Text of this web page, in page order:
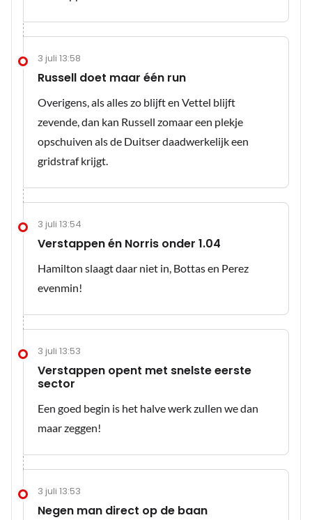
3 juli 13:58
Russell doet maar één run
Overigens, als alles zo blijft en Vettel blijft
zevende, dan kan Russell zomaar een plekje
opschuiven als de Duitser daadwerkelijk een
gridstraf krijgt.
3 juli 13:54
Verstappen én Norris onder 1.04
Hamilton slaagt daar niet in, Bottas en Perez
evenmin!
3 juli 13:53
Verstappen opent met snelste eerste
sector
Een goed begin is het halve werk zullen we dan
maar zeggen!
3 juli 13:53
Negen man direct op de baan